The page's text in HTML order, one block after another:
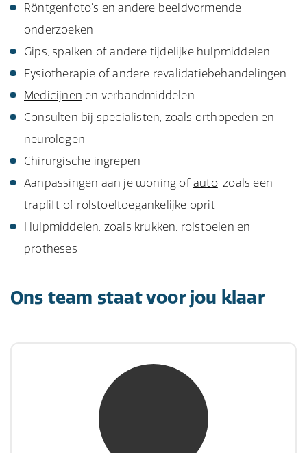
Röntgenfoto's en andere beeldvormende
onderzoeken
Gips, spalken of andere tijdelijke hulpmiddelen
Fysiotherapie of andere revalidatiebehandelingen
Medicijnen en verbandmiddelen
Consulten bij specialisten, zoals orthopeden en
neurologen
Chirurgische ingrepen
Aanpassingen aan je woning of auto, zoals een
traplift of rolstoeltoegankelijke oprit
Hulpmiddelen, zoals krukken, rolstoelen en
protheses
Ons team staat voor jou klaar
mw. mr. S. Gholamalian
NIVRE Register-Expert
“Als je de richting van de wind niet kunt
veranderen, verander dan de stand van je